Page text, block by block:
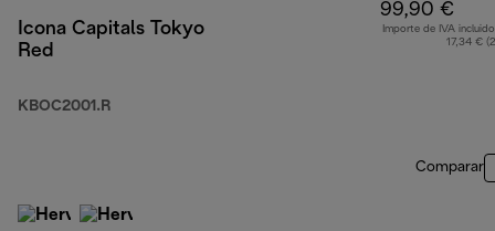
Icona Capitals Tokyo
Red
KBOC2001.R
99,90 €
Importe de IVA
17,34 €
Comparar